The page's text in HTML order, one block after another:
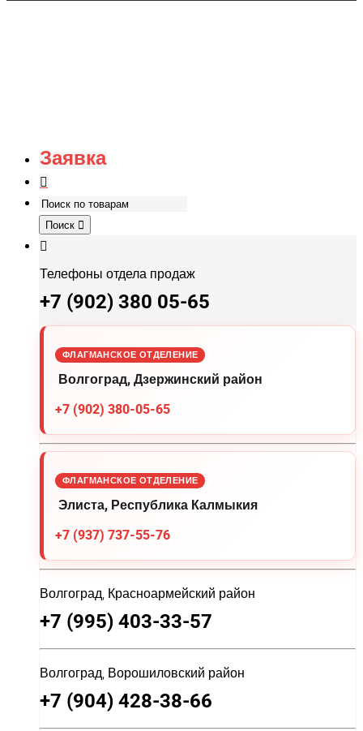
Заявка
Поиск
Телефоны отдела продаж
+7 (902) 380 05-65
ФЛАГМАНСКОЕ ОТДЕЛЕНИЕ
Волгоград, Дзержинский район
+7 (902) 380-05-65
ФЛАГМАНСКОЕ ОТДЕЛЕНИЕ
Элиста, Республика Калмыкия
+7 (937) 737-55-76
Волгоград, Красноармейский район
+7 (995) 403-33-57
Волгоград, Ворошиловский район
+7 (904) 428-38-66